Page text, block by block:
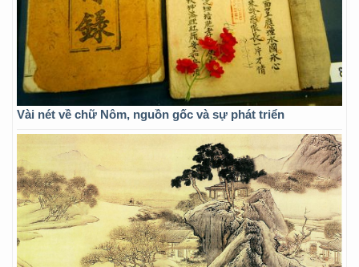
Vài nét về chữ Nôm, nguồn gốc và sự phát triển